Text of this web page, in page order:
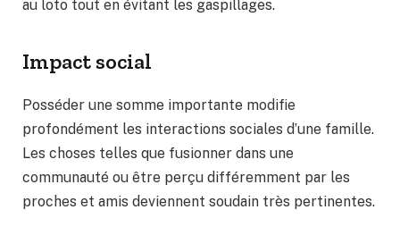
au loto tout en évitant les gaspillages.
Impact social
Posséder une somme importante modifie
profondément les interactions sociales d’une famille.
Les choses telles que fusionner dans une
communauté ou être perçu différemment par les
proches et amis deviennent soudain très pertinentes.